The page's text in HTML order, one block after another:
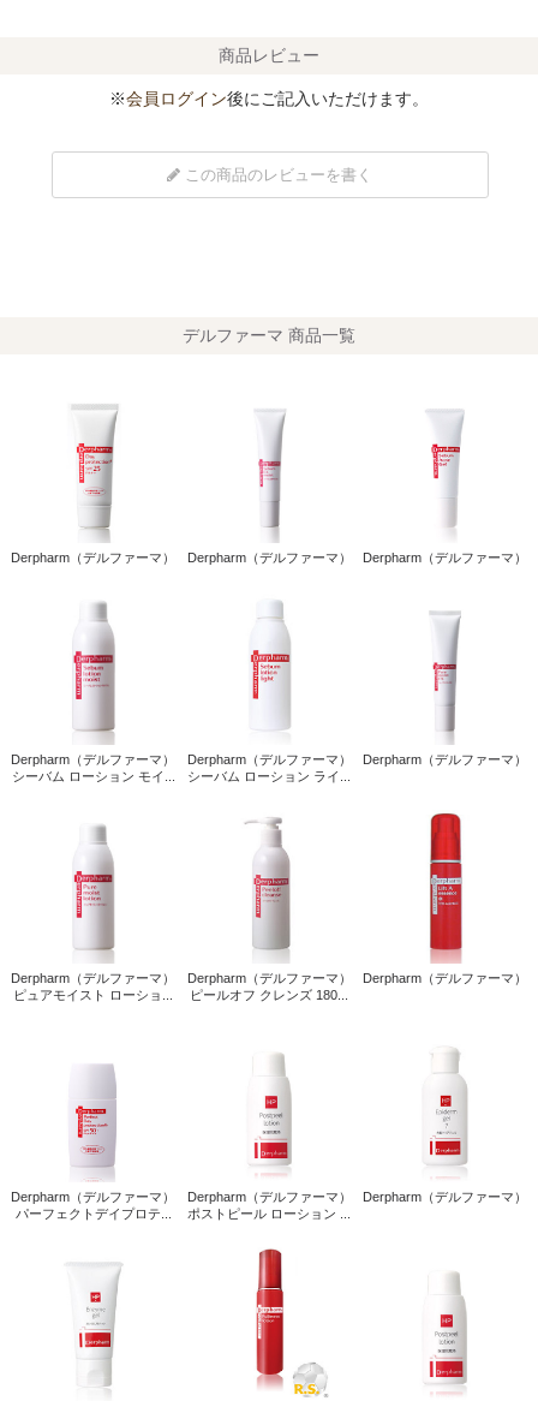
商品レビュー
※会員ログイン後にご記入いただけます。
この商品のレビューを書く
デルファーマ 商品一覧
Derpharm（デルファーマ） Derpharm（デルファーマ） Derpharm（デルファーマ）
Derpharm（デルファーマ）
シーバム ローション モイ...
Derpharm（デルファーマ）
シーバム ローション ライ...
Derpharm（デルファーマ）
Derpharm（デルファーマ）
ピュアモイスト ローショ...
Derpharm（デルファーマ）
ピールオフ クレンズ 180...
Derpharm（デルファーマ）
Derpharm（デルファーマ）
パーフェクトデイプロテ...
Derpharm（デルファーマ）
ポストピール ローション ...
Derpharm（デルファーマ）